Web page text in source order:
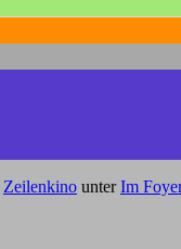
Zeilenkino unterIm